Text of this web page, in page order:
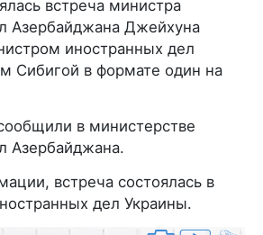
встреча министра
Азербайджана Джейхуна
иностранных дел
Сибигой в формате один на
в министерстве
Азербайджана.
встреча состоялась в
дел Украины.